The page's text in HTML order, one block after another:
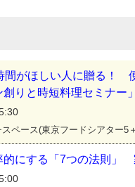
間がほしい人に贈る！
りと時短料理セミナー」
ペース(東京フードシアター5
的にする「7つの法則」